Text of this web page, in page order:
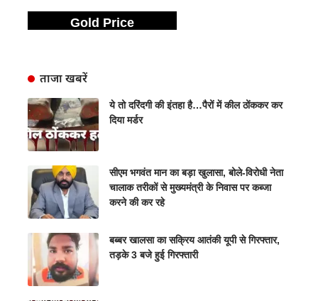
Gold Price
ताजा खबरें
ये तो दरिंदगी की इंतहा है…पैरों में कील ठोंककर कर
दिया मर्डर
सीएम भगवंत मान का बड़ा खुलासा, बोले-विरोधी नेता
चालाक तरीकों से मुख्यमंत्री के निवास पर कब्जा
करने की कर रहे
बब्बर खालसा का सक्रिय आतंकी यूपी से गिरफ्तार,
तड़के 3 बजे हुई गिरफ्तारी